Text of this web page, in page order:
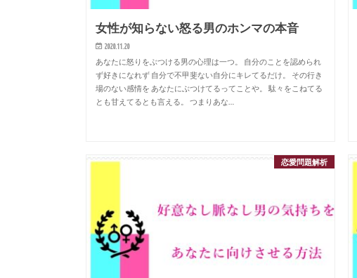
女性が知らない怒る男のホンマの本音
2020.11.20
あなたに怒りをぶつける男の心理は一つ。 自分のことを認められ
ず好きになれず 自分で不甲斐ない自分にキレてるだけ。 その行き
場のない感情を あなたにぶつけてるってことや。 駄々をこねてる
とも甘えてるとも言える。 つまりあな…
恋愛問題解析